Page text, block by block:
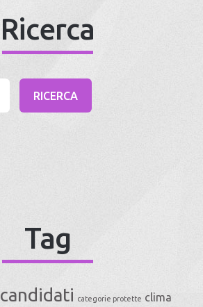
Ricerca
Tag
candidati categorie protette clima